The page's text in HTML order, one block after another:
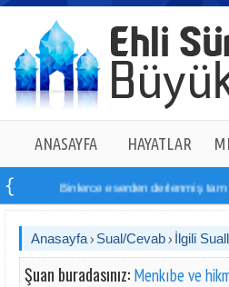
ANASAYFA HAYATLAR
Binlerce eserden derlenmiş tam 14
Anasayfa Sual/Cevab İlgili
Şuan buradasınız: Menkıbe ve